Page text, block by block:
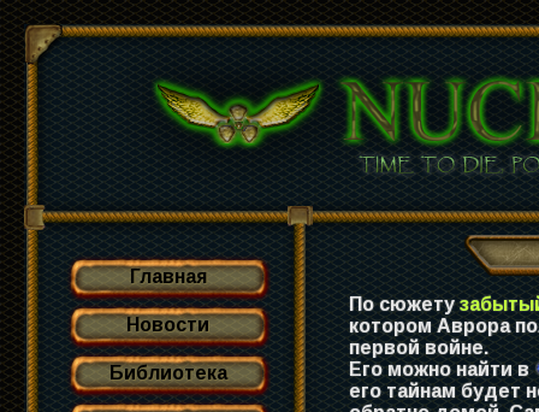
Главная
Новости
Библиотека
По сюжету
котором Аврора
первой войне.
Его можно найти в
его тайнам будет